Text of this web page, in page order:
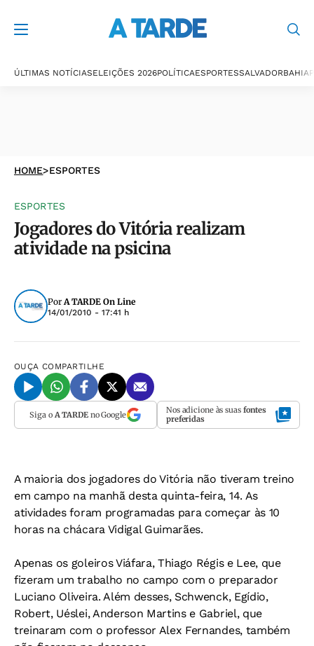
ÚLTIMAS NOTÍCIASELEIÇÕES 2026POLÍTICAESPORTESSALVADORBAHIA
HOME>ESPORTES
ESPORTES
Jogadores do Vitória realizam
atividade na psicina
PorA TARDE On Line
14/01/2010 - 17:41 h
OUÇA COMPARTILHE
Siga o A TARDEno Google Nos adicione às suas fontes
preferidas
A maioria dos jogadores do Vitória não tiveram treino
em campo na manhã desta quinta-feira, 14. As
atividades foram programadas para começar às 10
horas na chácara Vidigal Guimarães.
Apenas os goleiros Viáfara, Thiago Régis e Lee, que
fizeram um trabalho no campo com o preparador
Luciano Oliveira. Além desses, Schwenck, Egídio,
Robert, Uéslei, Anderson Martins e Gabriel, que
treinaram com o professor Alex Fernandes, também